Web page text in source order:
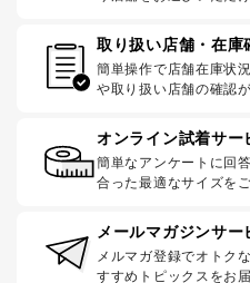
取り扱い店舗・在庫
簡単操作で店舗在庫状
や取り扱い店舗の確認
オンライン試着サー
簡単なアンケートに回
合った最適なサイズを
メールマガジンサー
メルマガ登録でオトク
すすめトピックスをお